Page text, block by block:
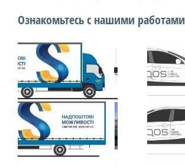
Ознакомьтесь с нашими работами